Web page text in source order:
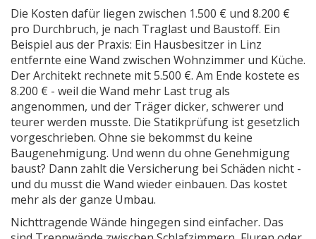
Die Kosten dafür liegen zwischen 1.500 € und 8.200 €
pro Durchbruch, je nach Traglast und Baustoff. Ein
Beispiel aus der Praxis: Ein Hausbesitzer in Linz
entfernte eine Wand zwischen Wohnzimmer und Küche.
Der Architekt rechnete mit 5.500 €. Am Ende kostete es
8.200 € - weil die Wand mehr Last trug als
angenommen, und der Träger dicker, schwerer und
teurer werden musste. Die Statikprüfung ist gesetzlich
vorgeschrieben. Ohne sie bekommst du keine
Baugenehmigung. Und wenn du ohne Genehmigung
baust? Dann zahlt die Versicherung bei Schäden nicht -
und du musst die Wand wieder einbauen. Das kostet
mehr als der ganze Umbau.
Nichttragende Wände hingegen sind einfacher. Das